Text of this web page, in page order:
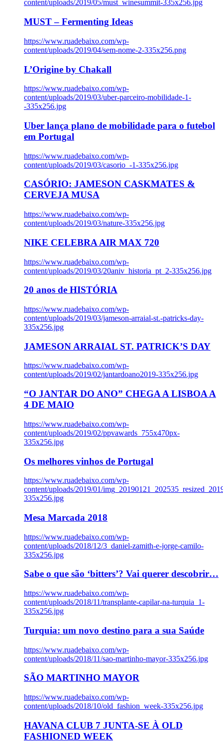
content/uploads/2019/05/must_winesummit-335x256.jpg
MUST – Fermenting Ideas
https://www.ruadebaixo.com/wp-
content/uploads/2019/04/sem-nome-2-335x256.png
L’Origine by Chakall
https://www.ruadebaixo.com/wp-
content/uploads/2019/03/uber-parceiro-mobilidade-1-
-335x256.jpg
Uber lança plano de mobilidade para o futebol
em Portugal
https://www.ruadebaixo.com/wp-
content/uploads/2019/03/casorio_-1-335x256.jpg
CASÓRIO: JAMESON CASKMATES &
CERVEJA MUSA
https://www.ruadebaixo.com/wp-
content/uploads/2019/03/nature-335x256.jpg
NIKE CELEBRA AIR MAX 720
https://www.ruadebaixo.com/wp-
content/uploads/2019/03/20aniv_historia_pt_2-335x256.jpg
20 anos de HISTÓRIA
https://www.ruadebaixo.com/wp-
content/uploads/2019/03/jameson-arraial-st.-patricks-day-
335x256.jpg
JAMESON ARRAIAL ST. PATRICK’S DAY
https://www.ruadebaixo.com/wp-
content/uploads/2019/02/jantardoano2019-335x256.jpg
“O JANTAR DO ANO” CHEGA A LISBOA A
4 DE MAIO
https://www.ruadebaixo.com/wp-
content/uploads/2019/02/ppvawards_755x470px-
335x256.jpg
Os melhores vinhos de Portugal
https://www.ruadebaixo.com/wp-
content/uploads/2019/01/
335x256.jpg
Mesa Marcada 2018
https://www.ruadebaixo.com/wp-
content/uploads/2018/12/3_daniel-zamith-e-jorge-camilo-
335x256.jpg
Sabe o que são ‘bitters’? Vai querer descobrir…
https://www.ruadebaixo.com/wp-
content/uploads/2018/11/transplante-capilar-na-turquia_1-
335x256.jpg
Turquia: um novo destino para a sua Saúde
https://www.ruadebaixo.com/wp-
content/uploads/2018/11/sao-martinho-mayor-335x256.jpg
SÃO MARTINHO MAYOR
https://www.ruadebaixo.com/wp-
content/uploads/2018/10/old_fashion_week-335x256.jpg
HAVANA CLUB 7 JUNTA-SE À OLD
FASHIONED WEEK